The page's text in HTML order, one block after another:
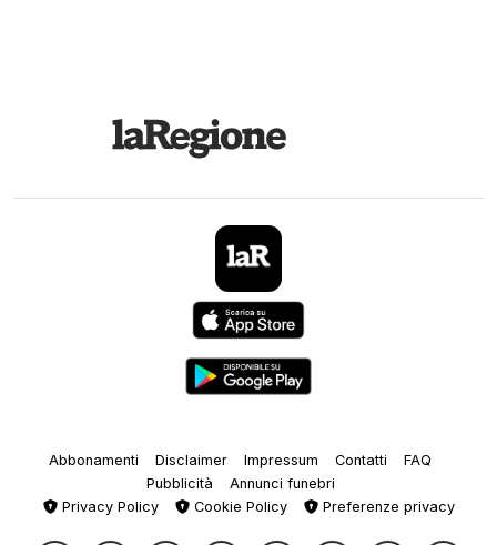
Abbonamenti Disclaimer Impressum Contatti
FAQ
Pubblicità
Annunci funebri
Privacy Policy
Cookie Policy Preferenze privacy